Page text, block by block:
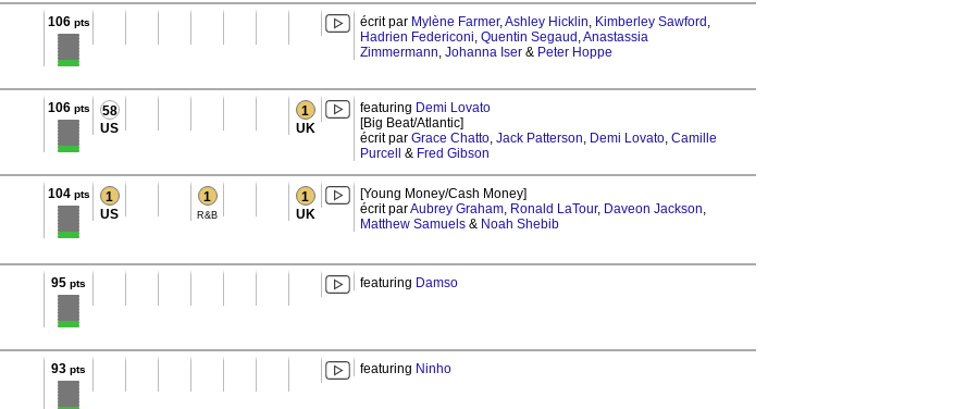
106pts écrit par Mylène Farmer,Ashley Hicklin, Kimberley Sawford ,
Hadrien Federiconi, Quentin Segaud ,Anastassia
Zimmermann, Johanna Iser & Peter Hoppe
106pts 58
US
1
UK
featuring Demi Lovato
[Big Beat/Atlantic]
écrit par Grace Chatto, Jack Patterson, Demi Lovato, Camille
Purcell
& Fred Gibson
104pts 1
US
1
R&B
1
UK
[Young Money/Cash Money]
écrit parAubrey Graham, Ronald LaTour, Daveon Jackson,
Matthew Samuels & Noah Shebib
95 pts featuring Damso
93 pts featuring Ninho